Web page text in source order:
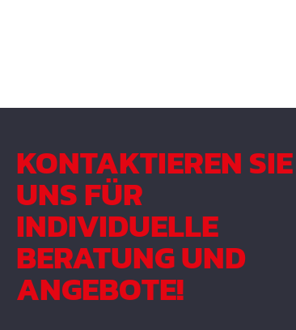
KONTAKTIEREN SIE
UNS FÜR
INDIVIDUELLE
BERATUNG UND
ANGEBOTE!